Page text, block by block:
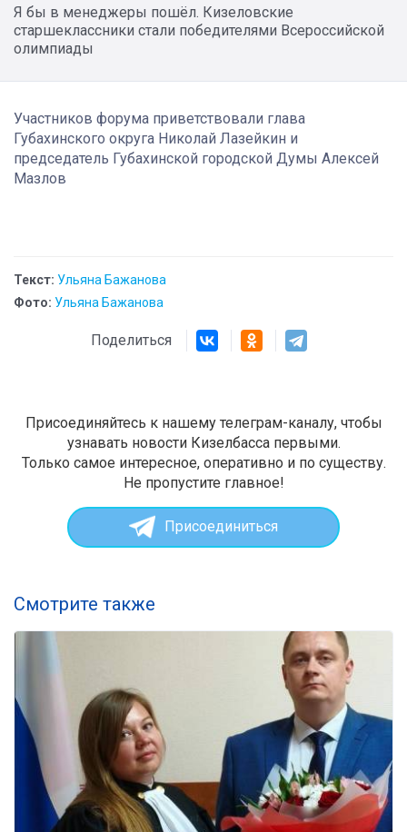
​Я бы в менеджеры пошёл. Кизеловские
старшеклассники стали победителями Всероссийской
олимпиады
Участников форума приветствовали глава
Губахинского округа Николай Лазейкин и
председатель Губахинской городской Думы Алексей
Мазлов
Текст: Ульяна Бажанова
Фото: Ульяна Бажанова
Поделиться
Присоединяйтесь к нашему телеграм-каналу, чтобы
узнавать новости Кизелбасса первыми.
Только самое интересное, оперативно и по существу.
Не пропустите главное!
Присоединиться
Смотрите также